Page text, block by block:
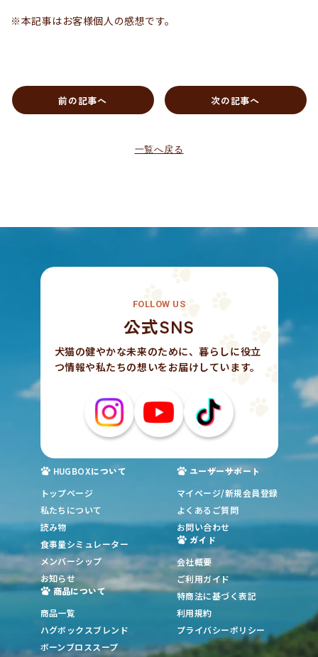
※本記事はお客様個人の感想です。
前の記事へ
一覧へ戻る
次の記事へ
FOLLOW US
公式SNS
犬猫の健やかな未来のために、暮らしに役立
つ情報や私たちの想いをお届けしています。
HUGBOXについて
トップページ
私たちについて
読み物
食事量シミュレーター
メンバーシップ
お知らせ
商品について
商品一覧
ハグボックスブレンド
ボーンブロススープ
ユーザーサポート
マイページ/新規会員登録
よくあるご質問
お問い合わせ
ガイド
会社概要
ご利用ガイド
特商法に基づく表記
利用規約
プライバシーポリシー